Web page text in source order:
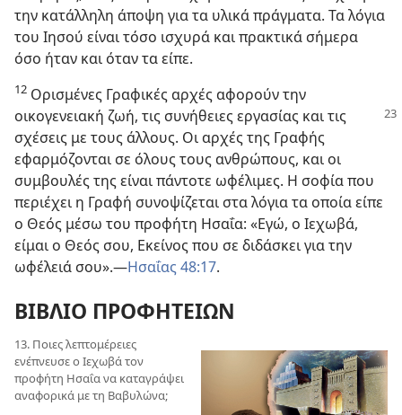
την κατάλληλη άποψη για τα υλικά πράγματα. Τα λόγια
του Ιησού είναι τόσο ισχυρά και πρακτικά σήμερα
όσο ήταν και όταν τα είπε.
12 Ορισμένες Γραφικές αρχές αφορούν την
οικογενειακή ζωή, τις συνήθειες εργασίας και τις
σχέσεις με τους άλλους. Οι αρχές της Γραφής
εφαρμόζονται σε όλους τους ανθρώπους, και οι
συμβουλές της είναι πάντοτε ωφέλιμες. Η σοφία που
περιέχει η Γραφή συνοψίζεται στα λόγια τα οποία είπε
ο Θεός μέσω του προφήτη Ησαΐα: «Εγώ, ο Ιεχωβά,
είμαι ο Θεός σου, Εκείνος που σε διδάσκει για την
ωφέλειά σου».—Ησαΐας 48:17.
ΒΙΒΛΙΟ ΠΡΟΦΗΤΕΙΩΝ
13. Ποιες λεπτομέρειες
ενέπνευσε ο Ιεχωβά τον
προφήτη Ησαΐα να καταγράψει
αναφορικά με τη Βαβυλώνα;